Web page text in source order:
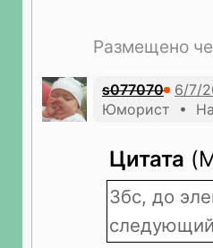
Размещено
s077070
Юморист • На
Цитата
Збс, до